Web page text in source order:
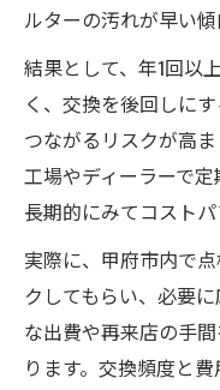
ルターの汚れが早い傾
結果として、年1回以
く、交換を後回しに
つながるリスクが高
工場やディーラーで定
長期的にみてコスト
実際に、甲府市内で
クしてもらい、必要
な出費や再来店の手
ります。交換頻度と